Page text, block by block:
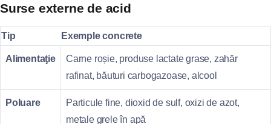
Surse externe de acid
Tip Exemple concrete
Alimentaţie
Carne roșie, produse lactate grase, zahăr
rafinat, băuturi carbogazoase, alcool
Poluare
Particule fine, dioxid de sulf, oxizi de azot,
metale grele în apă